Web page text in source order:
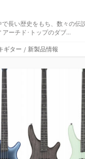
で長い歴史をもち、数々の伝
” アーチド･トップのダブ...
ギター / 新製品情報